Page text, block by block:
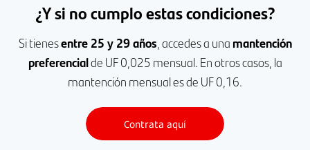
¿Y si no cumplo estas condiciones?
Si tienesentre 25 y 29 años, accedes a una mantención
preferencialde UF 0,025 mensual. En otros casos, la
mantención mensual es de UF 0,16.
Contrata aquí